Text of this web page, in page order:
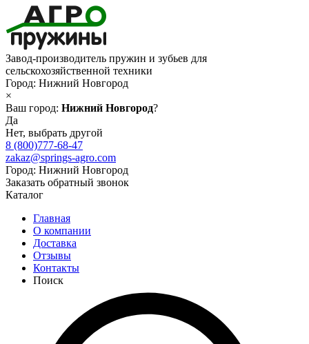
Завод-производитель пружин и зубьев для
сельскохозяйственной техники
Город: Нижний Новгород
×
Ваш город: Нижний Новгород?
Да
Нет, выбрать другой
8 (800)777-68-47
zakaz@springs-agro.com
Город: Нижний Новгород
Заказать обратный звонок
Каталог
Главная
О компании
Доставка
Отзывы
Контакты
Поиск